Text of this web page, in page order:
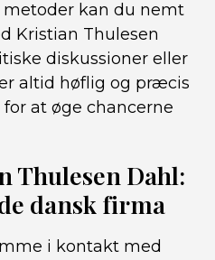
metoder kan du nemt
Kristian Thulesen
diskussioner eller
altid høflig og præcis
at øge chancerne
Thulesen Dahl:
dansk firma
i kontakt med